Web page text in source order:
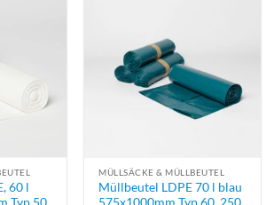
60 l
MÜLLSÄCKE & MÜLLBEUTEL
Müllbeutel LDPE 70 l blau